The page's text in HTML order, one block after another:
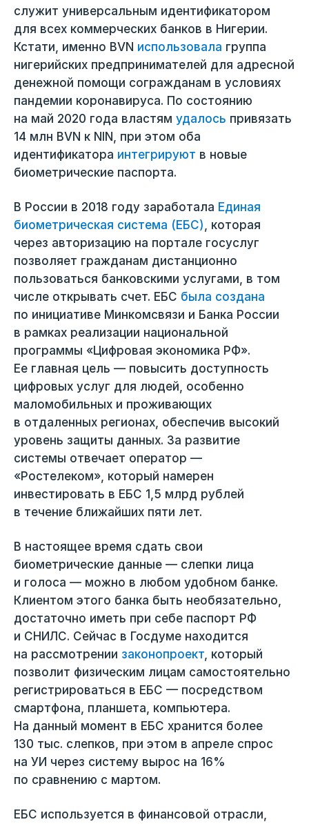
служит универсальным идентификатором
для всех коммерческих банков в Нигерии.
Кстати, именно BVN использовала группа
нигерийских предпринимателей для адресной
денежной помощи согражданам в условиях
пандемии коронавируса. По состоянию
на май 2020 года властям удалось привязать
14 млн BVN к NIN, при этом оба
идентификатора интегрируют в новые
биометрические паспорта.
В России в 2018 году заработала Единая
биометрическая система (ЕБС) , которая
через авторизацию на портале госуслуг
позволяет гражданам дистанционно
пользоваться банковскими услугами, в том
числе открывать счет. ЕБС была создана
по инициативе Минкомсвязи и Банка России
в рамках реализации национальной
программы «Цифровая экономика РФ».
Ее главная цель — повысить доступность
цифровых услуг для людей, особенно
маломобильных и проживающих
в отдаленных регионах, обеспечив высокий
уровень защиты данных. За развитие
системы отвечает оператор —
«Ростелеком», который намерен
инвестировать в ЕБС 1,5 млрд рублей
в течение ближайших пяти лет.
В настоящее время сдать свои
биометрические данные — слепки лица
и голоса — можно в любом удобном банке.
Клиентом этого банка быть необязательно,
достаточно иметь при себе паспорт РФ
и СНИЛС. Сейчас в Госдуме находится
на рассмотрении законопроект , который
позволит физическим лицам самостоятельно
регистрироваться в ЕБС — посредством
смартфона, планшета, компьютера.
На данный момент в ЕБС хранится более
130 тыс. слепков, при этом в апреле спрос
на УИ через систему вырос на 16%
по сравнению с мартом.
ЕБС используется в финансовой отрасли,